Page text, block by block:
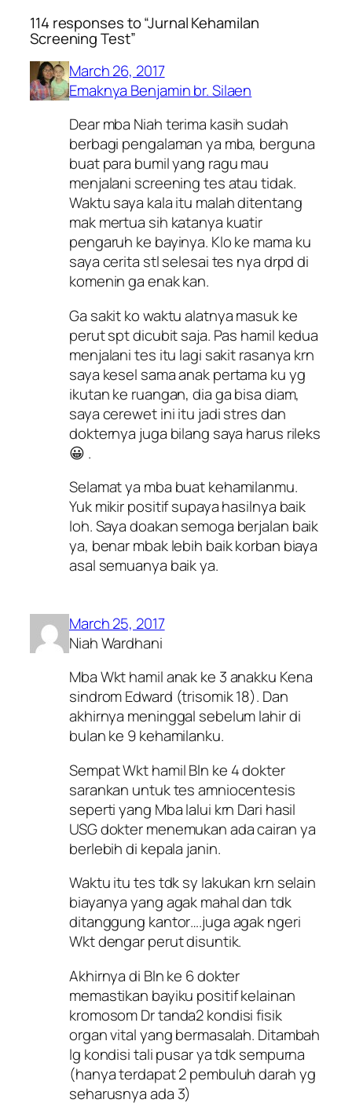
114 responses to “Jurnal Kehamilan
Screening Test”
March 26, 2017
Emaknya Benjamin br. Silaen
Dear mba Niah terima kasih sudah
berbagi pengalaman ya mba, berguna
buat para bumil yang ragu mau
menjalani screening tes atau tidak.
Waktu saya kala itu malah ditentang
mak mertua sih katanya kuatir
pengaruh ke bayinya. Klo ke mama ku
saya cerita stl selesai tes nya drpd di
komenin ga enak kan.
Ga sakit ko waktu alatnya masuk ke
perut spt dicubit saja. Pas hamil kedua
menjalani tes itu lagi sakit rasanya krn
saya kesel sama anak pertama ku yg
ikutan ke ruangan, dia ga bisa diam,
saya cerewet ini itu jadi stres dan
dokternya juga bilang saya harus rileks
😀 .
Selamat ya mba buat kehamilanmu.
Yuk mikir positif supaya hasilnya baik
loh. Saya doakan semoga berjalan baik
ya, benar mbak lebih baik korban biaya
asal semuanya baik ya.
March 25, 2017
Niah Wardhani
Mba Wkt hamil anak ke 3 anakku Kena
sindrom Edward (trisomik 18). Dan
akhirnya meninggal sebelum lahir di
bulan ke 9 kehamilanku.
Sempat Wkt hamil Bln ke 4 dokter
sarankan untuk tes amniocentesis
seperti yang Mba lalui krn Dari hasil
USG dokter menemukan ada cairan ya
berlebih di kepala janin.
Waktu itu tes tdk sy lakukan krn selain
biayanya yang agak mahal dan tdk
ditanggung kantor….juga agak ngeri
Wkt dengar perut disuntik.
Akhirnya di Bln ke 6 dokter
memastikan bayiku positif kelainan
kromosom Dr tanda2 kondisi fisik
organ vital yang bermasalah. Ditambah
lg kondisi tali pusar ya tdk sempurna
(hanya terdapat 2 pembuluh darah yg
seharusnya ada 3)